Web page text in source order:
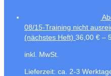
08/15-Training nicht
(nächstes Heft) 36,00 € –
inkl. MwSt.
Lieferzeit: ca. 2-3